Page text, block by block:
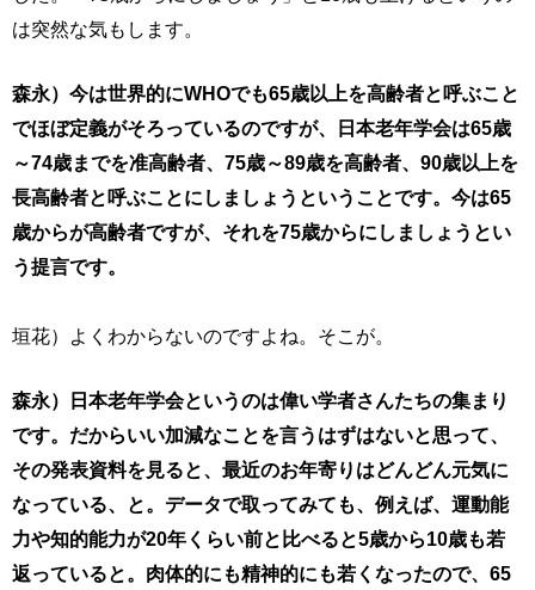
は突然な気もします。
森永）今は世界的にWHOでも65歳以上を高齢者と呼ぶこと
でほぼ定義がそろっているのですが、日本老年学会は65歳
～74歳までを准高齢者、75歳～89歳を高齢者、90歳以上を
長高齢者と呼ぶことにしましょうということです。今は65
歳からが高齢者ですが、それを75歳からにしましょうとい
う提言です。
垣花）よくわからないのですよね。そこが。
森永）日本老年学会というのは偉い学者さんたちの集まり
です。だからいい加減なことを言うはずはないと思って、
その発表資料を見ると、最近のお年寄りはどんどん元気に
なっている、と。データで取ってみても、例えば、運動能
力や知的能力が20年くらい前と比べると5歳から10歳も若
返っていると。肉体的にも精神的にも若くなったので、65